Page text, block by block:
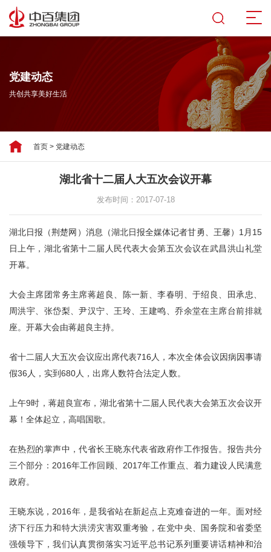
党建动态
共创共享美好生活
首页 > 党建动态
湖北省十二届人大五次会议开幕
发布时间：2017-07-18
湖北日报（荆楚网）消息（湖北日报全媒体记者甘勇、王馨）1月15
日上午，湖北省第十二届人民代表大会第五次会议在武昌洪山礼堂
开幕。
大会主席团常务主席蒋超良、陈一新、李春明、于绍良、田承忠、
周洪宇、张岱梨、尹汉宁、王玲、王建鸣、乔余堂在主席台前排就
座。开幕大会由蒋超良主持。
省十二届人大五次会议应出席代表716人，本次全体会议因病因事请
假36人，实到680人，出席人数符合法定人数。
上午9时，蒋超良宣布，湖北省第十二届人民代表大会第五次会议开
幕！全体起立，高唱国歌。
在热烈的掌声中，代省长王晓东代表省政府作工作报告。报告共分
三个部分：2016年工作回顾、2017年工作重点、着力建设人民满意
政府。
王晓东说，2016年，是我省站在新起点上克难奋进的一年。面对经
济下行压力和特大洪涝灾害双重考验，在党中央、国务院和省委坚
强领导下，我们认真贯彻落实习近平总书记系列重要讲话精神和治